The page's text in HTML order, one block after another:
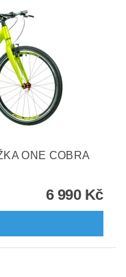
ONE COBRA
6 990 Kč